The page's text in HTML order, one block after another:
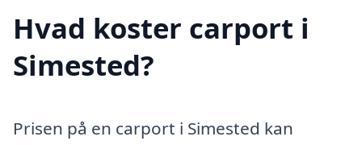
Hvad koster carport i
Simested?
Prisen på en carport i Simested kan